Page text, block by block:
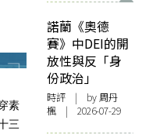
素
三
諾蘭《奧德
賽》中DEI的開
放性與反「身
份政治」
時評 | by周丹
楓 | 2026-07-29